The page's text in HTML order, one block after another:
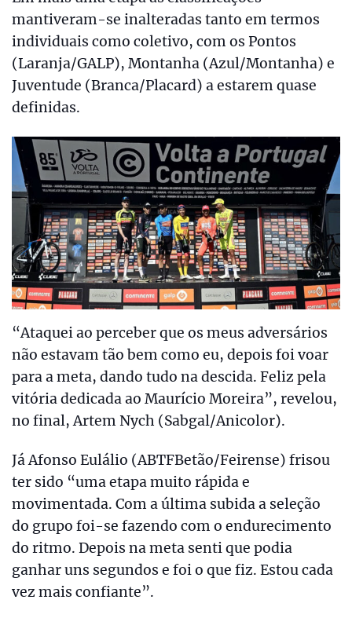
mantiveram-se inalteradas tanto em termos
individuais como coletivo, com os Pontos
(Laranja/GALP), Montanha (Azul/Montanha) e
Juventude (Branca/Placard) a estarem quase
definidas.
“Ataquei ao perceber que os meus adversários
não estavam tão bem como eu, depois foi voar
para a meta, dando tudo na descida. Feliz pela
vitória dedicada ao Maurício Moreira”, revelou,
no final, Artem Nych (Sabgal/Anicolor).
Já Afonso Eulálio (ABTFBetão/Feirense) frisou
ter sido “uma etapa muito rápida e
movimentada. Com a última subida a seleção
do grupo foi-se fazendo com o endurecimento
do ritmo. Depois na meta senti que podia
ganhar uns segundos e foi o que fiz. Estou cada
vez mais confiante”.